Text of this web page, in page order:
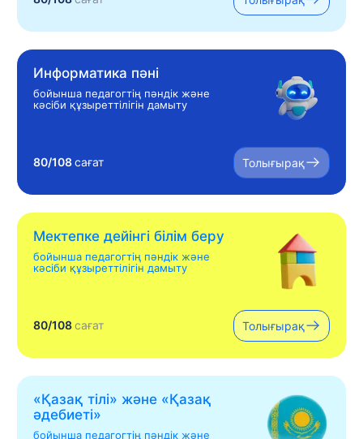
Информатика пәні
бойынша педагогтің пәндік және
кәсіби құзыреттілігін дамыту
80/108сағат Толығырақ
Мектепке дейінгі білім беру
бойынша педагогтің пәндік және
кәсіби құзыреттілігін дамыту
80/108сағат Толығырақ
«Қазақ тілі» жəне «Қазақ
əдебиеті»
бойынша педагогтің пәндік және